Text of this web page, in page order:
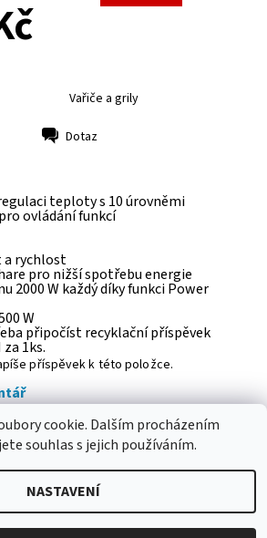
Vařiče a grily
Dotaz
teploty s 10 úrovněmi
ovládání funkcí
a rychlost
pro nižší spotřebu energie
2000 W každý díky funkci Power
W
připočíst recyklační příspěvek
1ks.
příspěvek k této položce.
- elektrodvorak.cz
všechna práva vyhrazena
cookie. Dalším procházením
souhlas s jejich používáním.
NASTAVENÍ